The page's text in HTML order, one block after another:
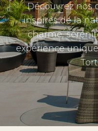
Découvrez nos
inspirés de la
charme,
expérience